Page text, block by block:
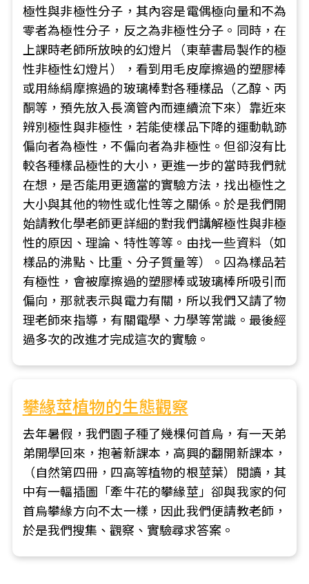
極性與非極性分子，其內容是電偶極向量和不為
零者為極性分子，反之為非極性分子。同時，在
上課時老師所放映的幻燈片（東華書局製作的極
性非極性幻燈片），看到用毛皮摩擦過的塑膠棒
或用絲絹摩擦過的玻璃棒對各種樣品（乙醇、丙
酮等，預先放入長滴管內而連續流下來）靠近來
辨別極性與非極性，若能使樣品下降的運動軌跡
偏向者為極性，不偏向者為非極性。但卻沒有比
較各種樣品極性的大小，更進一步的當時我們就
在想，是否能用更適當的實驗方法，找出極性之
大小與其他的物性或化性等之關係。於是我們開
始請教化學老師更詳細的對我們講解極性與非極
性的原因、理論、特性等等。由找一些資料（如
樣品的沸點、比重、分子質量等）。囚為樣品若
有極性，會被摩擦過的塑膠棒或玻璃棒所吸引而
偏向，那就表示與電力有關，所以我們又請了物
理老師來指導，有關電學、力學等常識。最後經
過多次的改進才完成這次的實驗。
攀緣莖植物的生態觀察
去年暑假，我們園子種了幾棵何首烏，有一天弟
弟開學回來，抱著新課本，高興的翻開新課本，
（自然第四冊，四高等植物的根莖葉）閱讀，其
中有一輻插圖「牽牛花的攀緣莖」卻與我家的何
首烏攀緣方向不太一樣，因此我們便請教老師，
於是我們搜集、觀察、實驗尋求答案。